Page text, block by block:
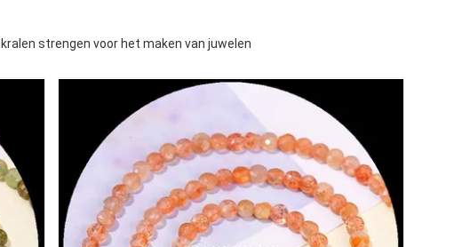
strengen voor het maken van juwelen